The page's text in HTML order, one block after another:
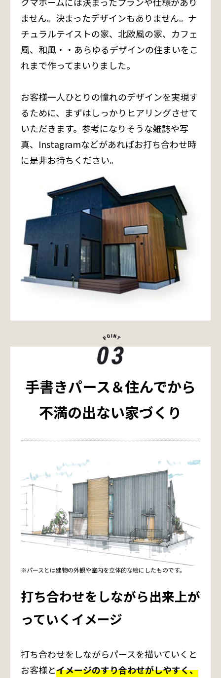
ません。決まったデザインもありません。ナ
チュラルテイストの家、北欧風の家、カフェ
風、和風・・あらゆるデザインの住まいをこ
れまで作ってまいりました。
お客様一人ひとりの憧れのデザインを実現す
るために、まずはしっかりヒアリングさせて
いただきます。参考になりそうな雑誌や写
真、Instagramなどがあればお打ち合わせ時
に是非お持ちください。
手書きパース＆住んでから
不満の出ない家づくり
※パースとは建物の外観や室内を立体的な絵にしたものです。
打ち合わせをしながら出来上が
っていくイメージ
打ち合わせをしながらパースを描いていくと
お客様とイメージのすり合わせがしやすく、